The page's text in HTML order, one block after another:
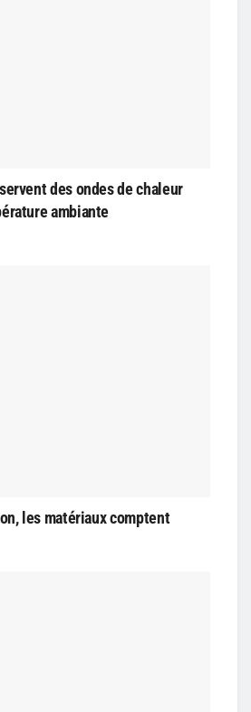
des ondes de chaleur
ambiante
les matériaux comptent